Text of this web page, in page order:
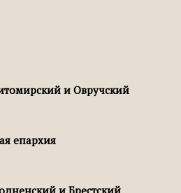
и Овручский
епархия
и Брестский